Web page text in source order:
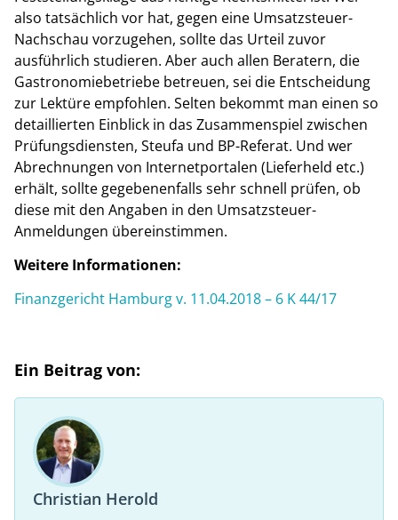
also tatsächlich vor hat, gegen eine Umsatzsteuer-
Nachschau vorzugehen, sollte das Urteil zuvor
ausführlich studieren. Aber auch allen Beratern, die
Gastronomiebetriebe betreuen, sei die Entscheidung
zur Lektüre empfohlen. Selten bekommt man einen so
detaillierten Einblick in das Zusammenspiel zwischen
Prüfungsdiensten, Steufa und BP-Referat. Und wer
Abrechnungen von Internetportalen (Lieferheld etc.)
erhält, sollte gegebenenfalls sehr schnell prüfen, ob
diese mit den Angaben in den Umsatzsteuer-
Anmeldungen übereinstimmen.
Weitere Informationen:
Finanzgericht Hamburg v. 11.04.2018 – 6 K 44/17
Ein Beitrag von:
Christian Herold